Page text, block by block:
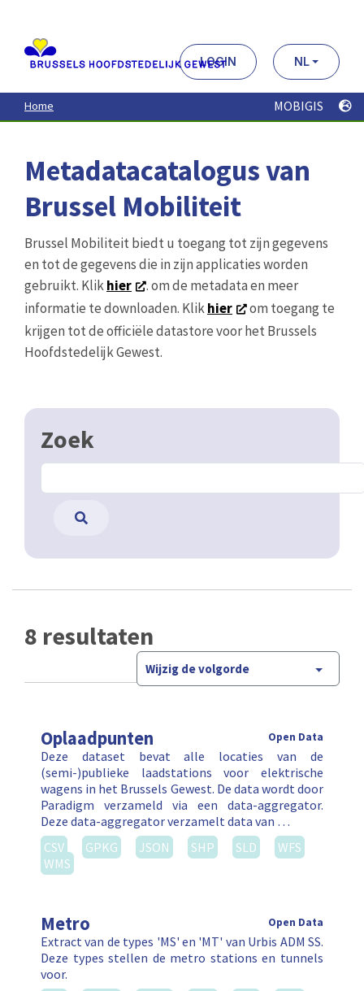
contenu
principal
LOGIN NL
Home MOBIGIS
Metadatacatalogus van
Brussel Mobiliteit
Brussel Mobiliteit biedt u toegang tot zijn gegevens
en tot de gegevens die in zijn applicaties worden
gebruikt. Klikhier
. om de metadata en meer
informatie te downloaden. Klikhier
om toegang te
krijgen tot de officiële datastore voor het Brussels
Hoofdstedelijk Gewest.
Zoek
8 resultaten
Wijzig de volgorde
Oplaadpunten Open Data
Deze dataset bevat alle locaties van de
(semi-)publieke laadstations voor elektrische
wagens in het Brussels Gewest. De data wordt door
Paradigm verzameld via een data-aggregator.
Deze data-aggregator verzamelt data van …
CSV
GPKG JSON SHP SLD
WFS
WMS
Metro Open Data
Extract van de types 'MS' en 'MT' van Urbis ADM SS.
Deze types stellen de metro stations en tunnels
voor.